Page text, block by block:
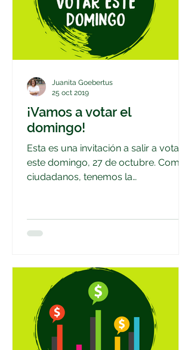
¡Vamos a votar el
domingo!
Esta es una invitación a salir a votar
este domingo, 27 de octubre. Como
ciudadanos, tenemos la
Juanita Goebertus
25 oct 2019